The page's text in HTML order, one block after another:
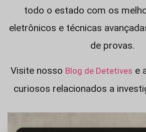
todo o estado com os
eletrônicos e técnicas
de provas.
Visite nosso Blog de Detetives e
curiosos relacionados a